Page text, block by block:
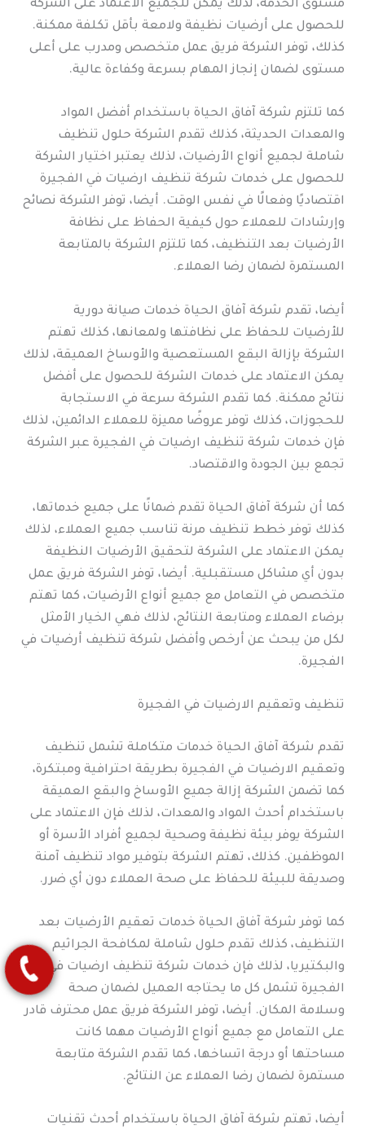
مستوى الخدمة، لذلك يمكن للجميع الاعتماد على الشركة
للحصول على أرضيات نظيفة ولامعة بأقل تكلفة ممكنة.
كذلك، توفر الشركة فريق عمل متخصص ومدرب على أعلى
مستوى لضمان إنجاز المهام بسرعة وكفاءة عالية.
كما تلتزم شركة آفاق الحياة باستخدام أفضل المواد
والمعدات الحديثة، كذلك تقدم الشركة حلول تنظيف
شاملة لجميع أنواع الأرضيات، لذلك يعتبر اختيار الشركة
للحصول على خدمات شركة تنظيف ارضيات في الفجيرة
اقتصاديًا وفعالًا في نفس الوقت. أيضا، توفر الشركة نصائح
وإرشادات للعملاء حول كيفية الحفاظ على نظافة
الأرضيات بعد التنظيف، كما تلتزم الشركة بالمتابعة
المستمرة لضمان رضا العملاء.
أيضا، تقدم شركة آفاق الحياة خدمات صيانة دورية
للأرضيات للحفاظ على نظافتها ولمعانها، كذلك تهتم
الشركة بإزالة البقع المستعصية والأوساخ العميقة، لذلك
يمكن الاعتماد على خدمات الشركة للحصول على أفضل
نتائج ممكنة. كما تقدم الشركة سرعة في الاستجابة
للحجوزات، كذلك توفر عروضًا مميزة للعملاء الدائمين، لذلك
فإن خدمات شركة تنظيف ارضيات في الفجيرة عبر الشركة
تجمع بين الجودة والاقتصاد.
كما أن شركة آفاق الحياة تقدم ضمانًا على جميع خدماتها،
كذلك توفر خطط تنظيف مرنة تناسب جميع العملاء، لذلك
يمكن الاعتماد على الشركة لتحقيق الأرضيات النظيفة
بدون أي مشاكل مستقبلية. أيضا، توفر الشركة فريق عمل
متخصص في التعامل مع جميع أنواع الأرضيات، كما تهتم
برضاء العملاء ومتابعة النتائج، لذلك فهي الخيار الأمثل
لكل من يبحث عن أرخص وأفضل شركة تنظيف أرضيات في
الفجيرة.
تنظيف وتعقيم الارضيات في الفجيرة
تقدم شركة آفاق الحياة خدمات متكاملة تشمل تنظيف
وتعقيم الارضيات في الفجيرة بطريقة احترافية ومبتكرة،
كما تضمن الشركة إزالة جميع الأوساخ والبقع العميقة
باستخدام أحدث المواد والمعدات، لذلك فإن الاعتماد على
الشركة يوفر بيئة نظيفة وصحية لجميع أفراد الأسرة أو
الموظفين. كذلك، تهتم الشركة بتوفير مواد تنظيف آمنة
وصديقة للبيئة للحفاظ على صحة العملاء دون أي ضرر.
كما توفر شركة آفاق الحياة خدمات تعقيم الأرضيات بعد
التنظيف، كذلك تقدم حلول شاملة لمكافحة الجراثيم
والبكتيريا، لذلك فإن خدمات شركة تنظيف ارضيات في
الفجيرة تشمل كل ما يحتاجه العميل لضمان صحة
وسلامة المكان. أيضا، توفر الشركة فريق عمل محترف قادر
على التعامل مع جميع أنواع الأرضيات مهما كانت
مساحتها أو درجة اتساخها، كما تقدم الشركة متابعة
مستمرة لضمان رضا العملاء عن النتائج.
أيضا، تهتم شركة آفاق الحياة باستخدام أحدث تقنيات